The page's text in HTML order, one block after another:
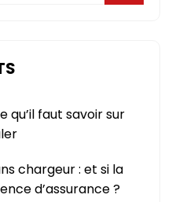
faut savoir sur
chargeur : et si la
d’assurance ?